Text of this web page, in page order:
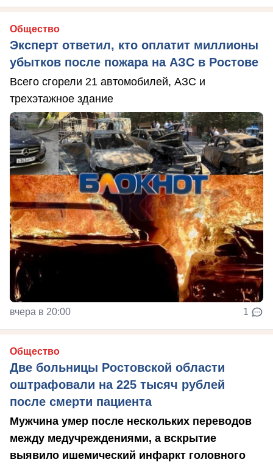
Общество
Эксперт ответил, кто оплатит миллионы
убытков после пожара на АЗС в Ростове
Всего сгорели 21 автомобилей, АЗС и
трехэтажное здание
вчера в 20:00 1
Общество
Две больницы Ростовской области
оштрафовали на 225 тысяч рублей
после смерти пациента
Мужчина умер после нескольких переводов
между медучреждениями, а вскрытие
выявило ишемический инфаркт головного